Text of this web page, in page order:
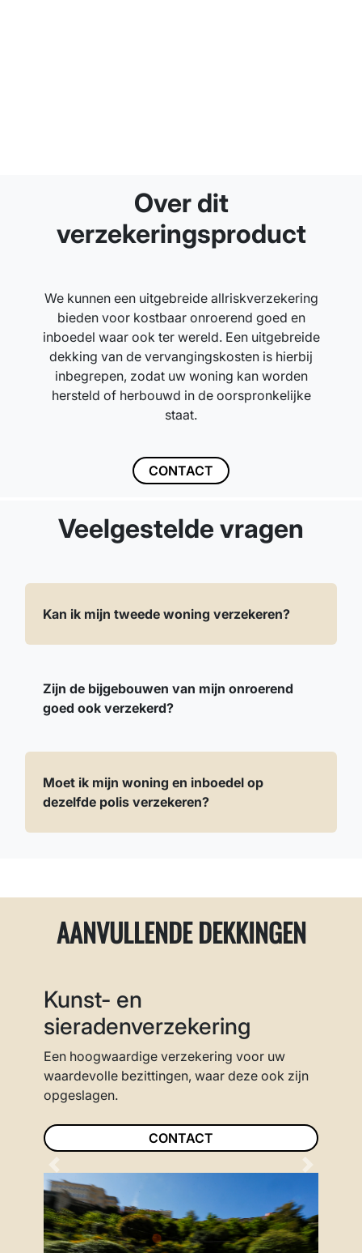
Over dit
verzekeringsproduct
We kunnen een uitgebreide allriskverzekering
bieden voor kostbaar onroerend goed en
inboedel waar ook ter wereld. Een uitgebreide
dekking van de vervangingskosten is hierbij
inbegrepen, zodat uw woning kan worden
hersteld of herbouwd in de oorspronkelijke
staat.
CONTACT
Veelgestelde vragen
Kan ik mijn tweede woning verzekeren?
Zijn de bijgebouwen van mijn onroerend
goed ook verzekerd?
Moet ik mijn woning en inboedel op
dezelfde polis verzekeren?
AANVULLENDE DEKKINGEN
Kunst- en
sieradenverzekering
Een hoogwaardige verzekering voor uw
waardevolle bezittingen, waar deze ook zijn
opgeslagen.
CONTACT
Previous Next